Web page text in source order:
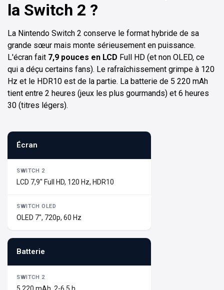
la Switch 2 ?
La Nintendo Switch 2 conserve le format hybride de sa
grande sœur mais monte sérieusement en puissance.
L'écran fait 7,9 pouces en LCD Full HD (et non OLED, ce
qui a déçu certains fans). Le rafraîchissement grimpe à 120
Hz et le HDR10 est de la partie. La batterie de 5 220 mAh
tient entre 2 heures (jeux les plus gourmands) et 6 heures
30 (titres légers).
Écran
LCD 7,9" Full HD, 120 Hz, HDR10
OLED 7", 720p, 60 Hz
Batterie